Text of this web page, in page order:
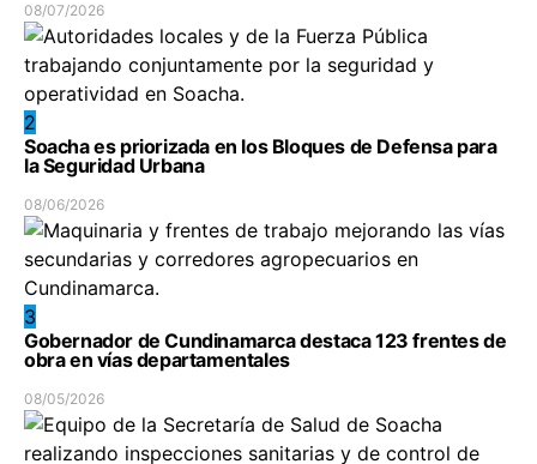
08/07/2026
2
Soacha es priorizada en los Bloques de Defensa para
la Seguridad Urbana
08/06/2026
3
Gobernador de Cundinamarca destaca 123 frentes de
obra en vías departamentales
08/05/2026